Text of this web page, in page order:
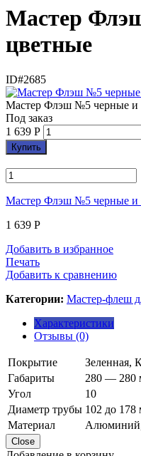
Мастер
цветные
ID#2685
Мастер Флэш №5 черные и
Под заказ
1 639 Р
Купить
Мастер Флэш №5 черные и
1 639 Р
Добавить в избранное
Печать
Добавить к сравнению
Категории: Мастер-флеш
Характеристики
Отзывы (0)
Покрытие
Зеленная,
Габариты
280 — 280
Угол
10
Диаметр трубы 102 до 178
Материал
Close